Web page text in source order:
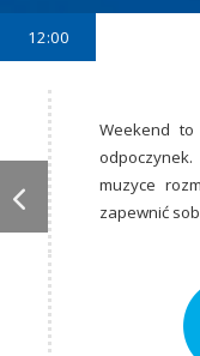
12:00
Weekend
muzyce
zapewnić